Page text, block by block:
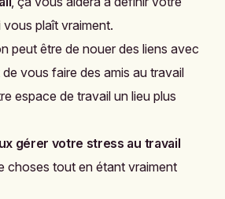
plaît vraiment.
peut être de nouer des liens avec
vous faire des amis au travail
espace de travail un lieu plus
gérer votre stress au travail
choses tout en étant vraiment